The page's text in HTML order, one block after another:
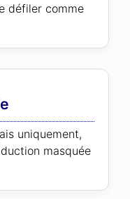
défiler comme
uniquement,
masquée